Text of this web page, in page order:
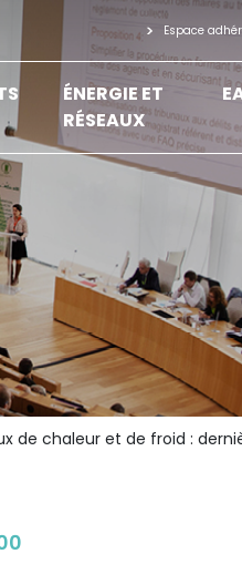
Espace
ÉNERGIE ET
RÉSEAUX
de chaleur et de froid :